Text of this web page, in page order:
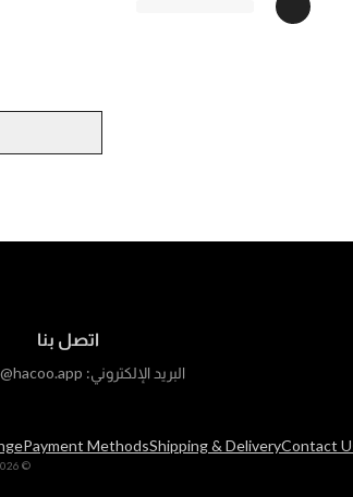
اتصل بنا
البريد الإلكتروني:
Contact
Shipping & Delivery
Payment Methods
© 2026 Hacoo حقوق النشر، جميع الحقوق محفوظة.